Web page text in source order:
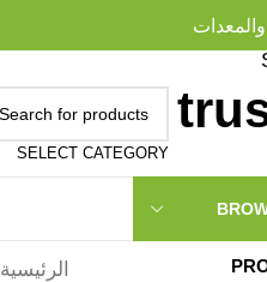
SELECT CATEGORY
الرئيسية